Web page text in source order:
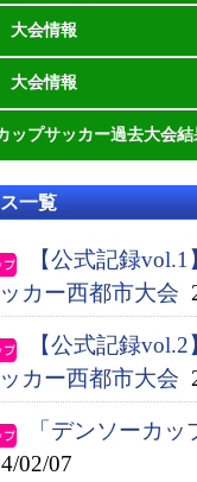
大会情報
大会情報
ップサッカー過去大会
一覧
【公式記録
カー西都市大会
【公式記録
カー西都市大会
「デンソーカ
02/07